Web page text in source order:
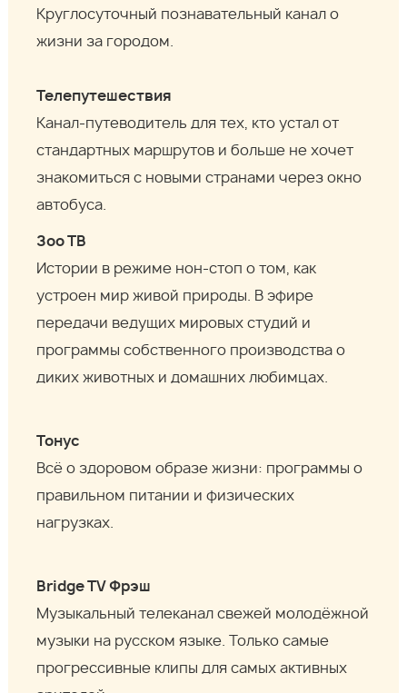
Круглосуточный познавательный канал о
жизни за городом.
Телепутешествия
Канал-путеводитель для тех, кто устал от
стандартных маршрутов и больше не хочет
знакомиться с новыми странами через окно
автобуса.
Зоо ТВ
Истории в режиме нон-стоп о том, как
устроен мир живой природы. В эфире
передачи ведущих мировых студий и
программы собственного производства о
диких животных и домашних любимцах.
Тонус
Всё о здоровом образе жизни: программы о
правильном питании и физических
нагрузках.
Bridge TV Фрэш
Музыкальный телеканал свежей молодёжной
музыки на русском языке. Только самые
прогрессивные клипы для самых активных